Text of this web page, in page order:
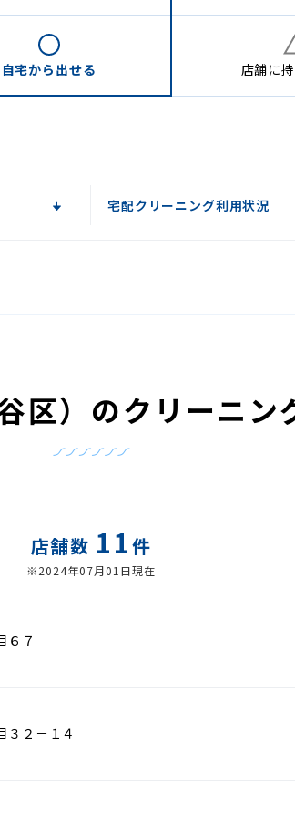
自宅から 出せる 店舗に
宅配クリーニング利用状況
区）のクリーニン
店舗数 11件
※2024年07月01日現在
６７
３２－１４